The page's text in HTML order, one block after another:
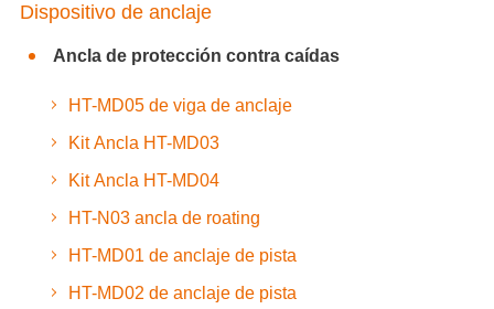
Dispositivo de anclaje
Ancla de protección contra caídas
HT-MD05 de viga de anclaje
Kit Ancla HT-MD03
Kit Ancla HT-MD04
HT-N03 ancla de roating
HT-MD01 de anclaje de pista
HT-MD02 de anclaje de pista